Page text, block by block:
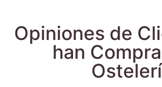
Opiniones de
han